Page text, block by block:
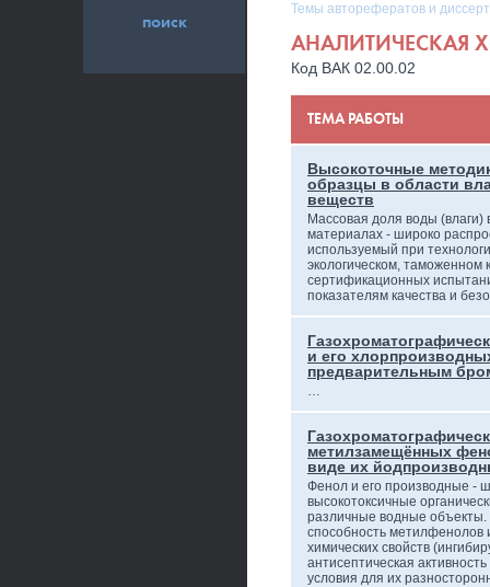
Темы авторефератов и
АНАЛИТИЧЕСКАЯ
Код ВАК 02.00.02
ТЕМА РАБОТЫ
Высокоточные
образцы в области
веществ
Массовая доля воды (влаги)
материалах - широко
используемый при
экологическом, таможенном
сертификационных
показателям качества и
и его
предварительным
…
метилзамещённых
виде их
Фенол и его производные -
высокотоксичные
различные водные
способность метилфенолов
химических свойств
антисептическая
условия для их
поиск